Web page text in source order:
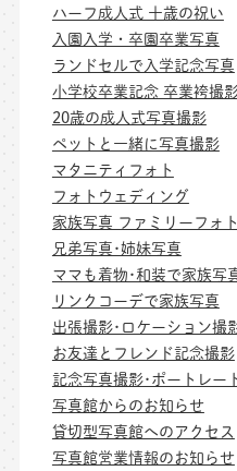
ハーフ成人式 十歳の祝い
入園入学・卒園卒業写真
ランドセルで入学記念写真
小学校卒業記念 卒業袴撮
20歳の成人式写真撮影
ペットと一緒に写真撮影
マタニティフォト
フォトウェディング
家族写真 ファミリーフォト
兄弟写真･姉妹写真
ママも着物･和装で家族写
リンクコーデで家族写真
出張撮影･ロケーション撮
お友達とフレンド記念撮影
記念写真撮影･ポートレー
写真館からのお知らせ
貸切型写真館へのアクセス
写真館営業情報のお知らせ